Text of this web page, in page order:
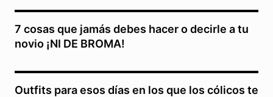
7 cosas que jamás debes hacer o decirle a tu
novio ¡NI DE BROMA!
Outfits para esos días en los que los cólicos te